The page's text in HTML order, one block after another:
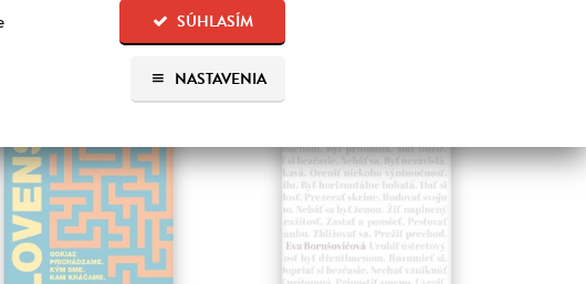
SÚHLASÍM
NASTAVENIA
aj:
na sklade